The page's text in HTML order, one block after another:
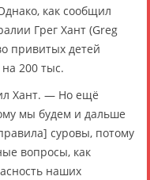
как сообщил
Грег Хант (Greg
привитых детей
200 тыс.
Хант. — Но ещё
мы будем и дальше
суровы, потому
вопросы, как
наших